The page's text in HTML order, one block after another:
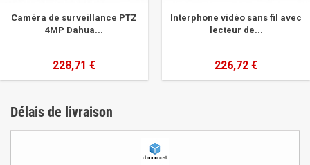
Caméra de surveillance PTZ
4MP Dahua...
228,71 €
Interphone vidéo sans fil avec
lecteur de...
226,72 €
Délais de livraison